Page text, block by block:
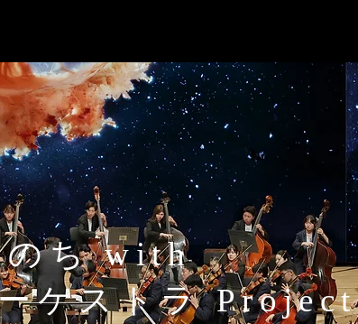
ち with
ケストラ Project